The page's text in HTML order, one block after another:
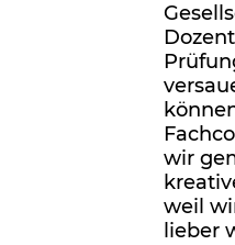
wir
weil
lieber